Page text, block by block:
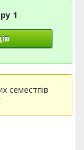
1
семестпів